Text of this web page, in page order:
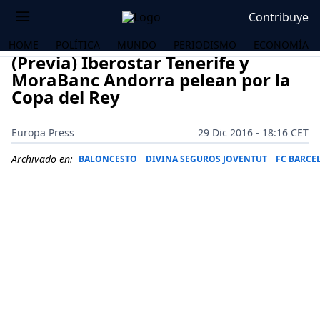
Contribuye
HOME POLÍTICA MUNDO PERIODISMO ECONOMÍA
(Previa) Iberostar Tenerife y
MoraBanc Andorra pelean por la
Copa del Rey
Europa Press
29 Dic 2016 - 18:16 CET
Archivado en: BALONCESTO DIVINA SEGUROS JOVENTUT FC